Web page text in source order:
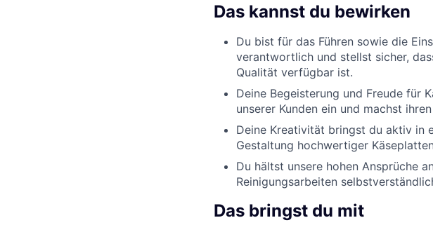
Das kannst du bewirken
Du bist für das Führen sowie die
verantwortlich und stellst sicher,
Qualität verfügbar ist.
Deine Begeisterung und Freude für
unserer Kunden ein und machst
Deine Kreativität bringst du aktiv in
Gestaltung hochwertiger
Du hältst unsere hohen Ansprüche
Reinigungsarbeiten
Das bringst du mit